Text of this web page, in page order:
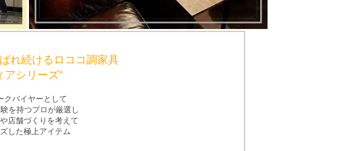
れ続けるロココ調家具
アシリーズ”
クバイヤーとして
を持つプロが厳選し
店舗づくりを考えて
した極上アイテム